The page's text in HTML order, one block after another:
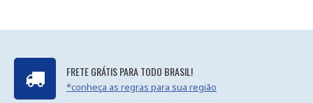
FRETE GRÁTIS PARA TODO BRASIL!
*conheça as regras para sua região